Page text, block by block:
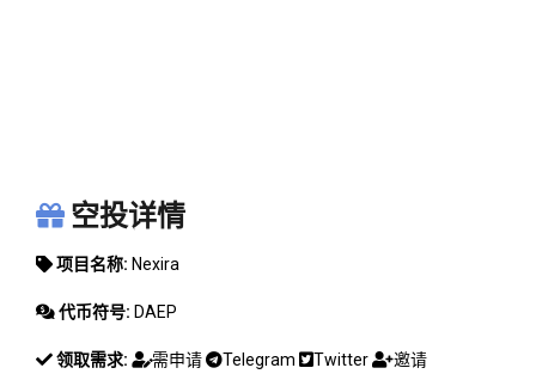
空投详情
项目名称: Nexira
代币符号: DAEP
领取需求: 需申请 Telegram Twitter 邀请